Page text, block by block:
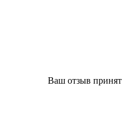
Ваш отзыв принят